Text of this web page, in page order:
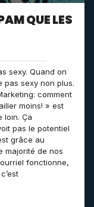
QUE LES
sexy. Quand on
pas sexy non plus.
comment
moins! » est
loin. Ça
pas le potentiel
grâce au
majorité de nos
fonctionne,